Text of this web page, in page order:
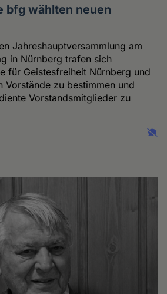
bfg wählten neuen
Jahreshauptversammlung am
in Nürnberg trafen sich
für Geistesfreiheit Nürnberg und
Vorstände zu bestimmen und
Vorstandsmitglieder zu